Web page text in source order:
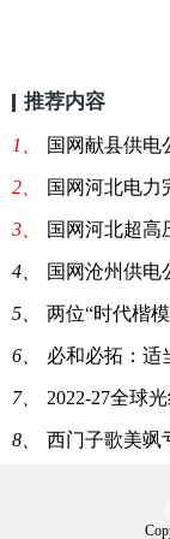
推荐内容
1、 国网献县供电
2、 国网河北电力
3、 国网河北超高
4、 国网沧州供电
5、 两位“时代楷
6、 必和必拓：适
7、 2022-27全球
8、 西门子歌美飒